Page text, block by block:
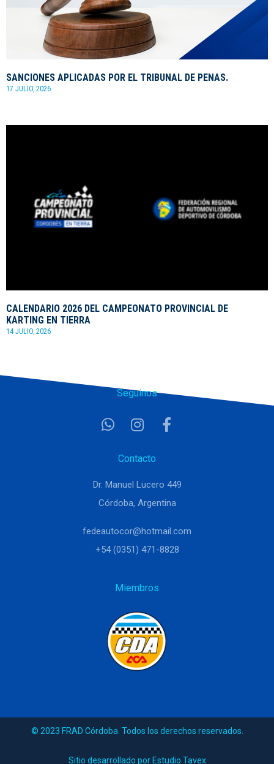
SANCIONES APLICADAS POR EL TRIBUNAL DE PENAS.
17 JULIO, 2026
CALENDARIO 2026 DEL CAMPEONATO PROVINCIAL DE
KARTING EN TIERRA
14 JULIO, 2026
Seguinos
Contacto
Dr. Manuel Lucero 449
Córdoba, Argentina
fedeautocor@hotmail.com
+54 (0351) 471-8828
Miembros
© 2023 FRAD Córdoba. Todos los derechos reservados.
Sitio desarrollado por Estudio Tavex